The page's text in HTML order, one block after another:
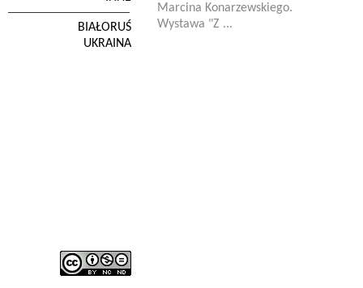
BIAŁORUŚ
UKRAINA
Marcina Konarzewskiego.
Wystawa "Z ...